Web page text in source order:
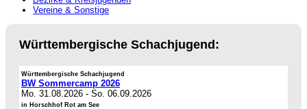
Vereine & Sonstige
Württembergische Schachjugend:
Württembergische Schachjugend
BW Sommercamp 2026
Mo. 31.08.2026 - So. 06.09.2026
in Horschhof Rot am See